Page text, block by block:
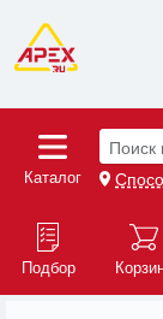
Каталог
Поиск
Подбор